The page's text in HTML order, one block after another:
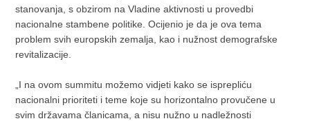
stanovanja, s obzirom na Vladine aktivnosti u provedbi
nacionalne stambene politike. Ocijenio je da je ova tema
problem svih europskih zemalja, kao i nužnost demografske
revitalizacije.
„I na ovom summitu možemo vidjeti kako se isprepliću
nacionalni prioriteti i teme koje su horizontalno provučene u
svim državama članicama, a nisu nužno u nadležnosti